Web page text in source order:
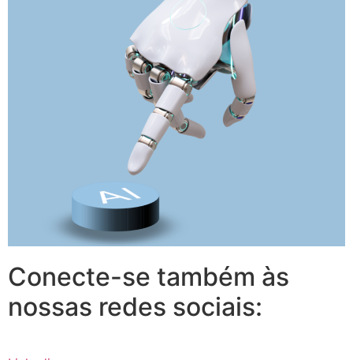
Conecte-se também às
nossas redes sociais: